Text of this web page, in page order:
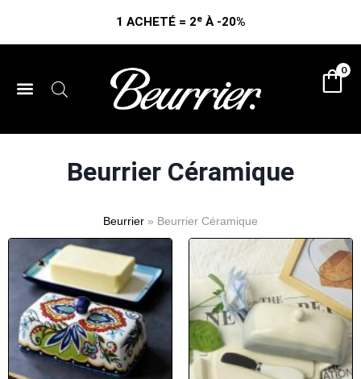
1 ACHETÉ = 2ᵉ À -20%
0
Beurrier Céramique
Beurrier » Beurrier Céramique